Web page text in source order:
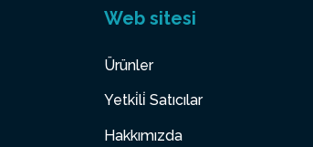
Web sitesi
Ürünler
Yetki̇li̇ Satıcılar
Hakkımızda